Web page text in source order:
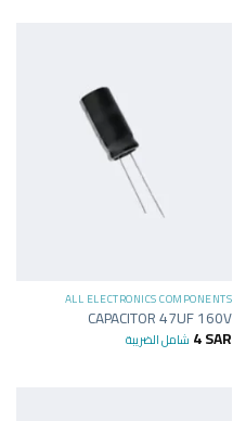
ALL ELECTRONICS COMPONENTS
CAPACITOR 47UF 160V
4SAR شامل الضريبة